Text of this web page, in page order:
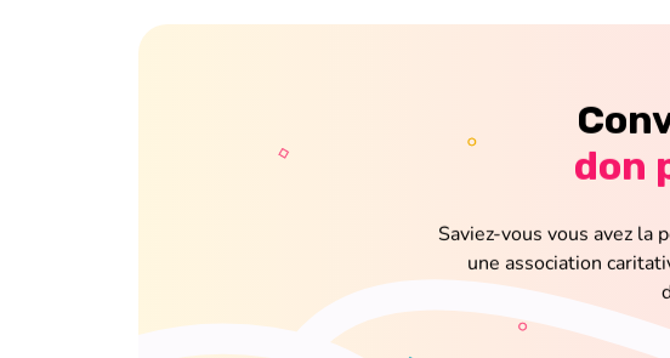
don
Saviez-vous vous avez la
une association